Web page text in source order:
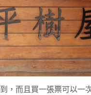
，而且買一張票可以一